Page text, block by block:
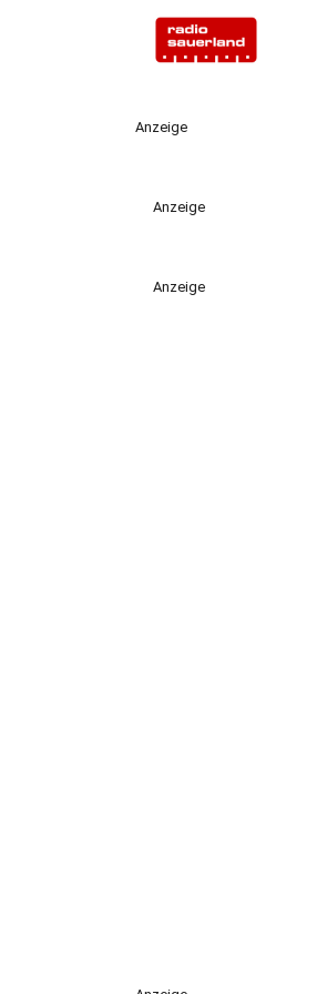
Anzeige
Anzeige
Anzeige